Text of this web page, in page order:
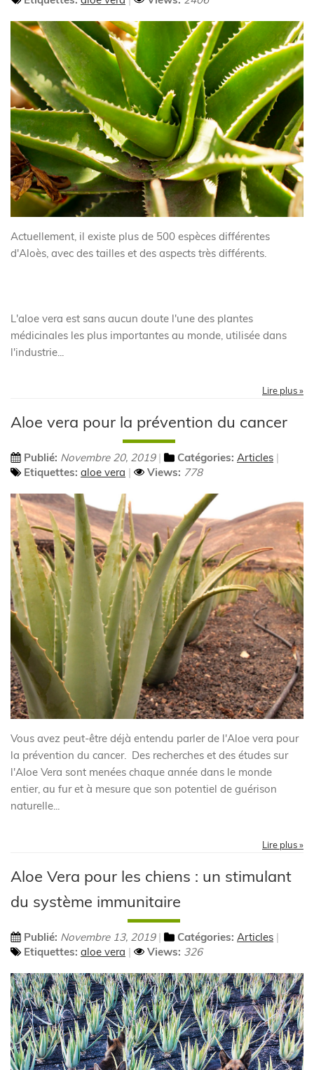
Actuellement, il existe plus de 500 espèces différentes
d'Aloès, avec des tailles et des aspects très différents.
L'aloe vera est sans aucun doute l'une des plantes
médicinales les plus importantes au monde, utilisée dans
l'industrie...
Lire plus »
Aloe vera pour la prévention du cancer
Publié: Novembre 20, 2019 Catégories: Articles
Etiquettes: aloe vera Views: 778
Vous avez peut-être déjà entendu parler de l'Aloe vera pour
la prévention du cancer. Des recherches et des études sur
l'Aloe Vera sont menées chaque année dans le monde
entier, au fur et à mesure que son potentiel de guérison
naturelle...
Lire plus »
Aloe Vera pour les chiens : un stimulant
du système immunitaire
Publié: Novembre 13, 2019 Catégories: Articles
Etiquettes: aloe vera Views: 326